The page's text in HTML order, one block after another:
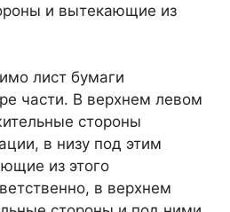
и вытекающие из
лист бумаги
части. В верхнем левом
стороны
в низу под этим
из этого
в верхнем